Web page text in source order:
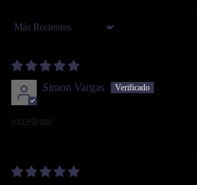
Sort by
Simon Vargas
excelente